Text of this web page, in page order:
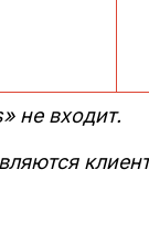
не входит.